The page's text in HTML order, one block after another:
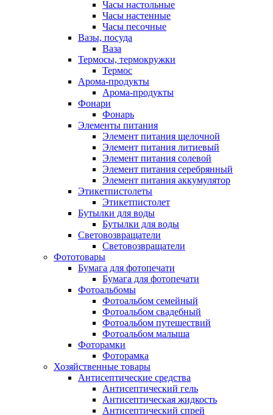
Часы настольные
Часы настенные
Часы песочные
Вазы, посуда
Ваза
Термосы, термокружки
Термос
Арома-продукты
Арома-продукты
Фонари
Фонарь
Элементы питания
Элемент питания щелочной
Элемент питания литиевый
Элемент питания солевой
Элемент питания серебрянный
Элемент питания аккумулятор
Этикетпистолеты
Этикетпистолет
Бутылки для воды
Бутылки для воды
Световозвращатели
Световозвращатели
Фототовары
Бумага для фотопечати
Бумага для фотопечати
Фотоальбомы
Фотоальбом семейный
Фотоальбом свадебный
Фотоальбом путешествий
Фотоальбом малыша
Фоторамки
Фоторамка
Хозяйственные товары
Антисептические средства
Антисептический гель
Антисептическая жидкость
Антисептический спрей